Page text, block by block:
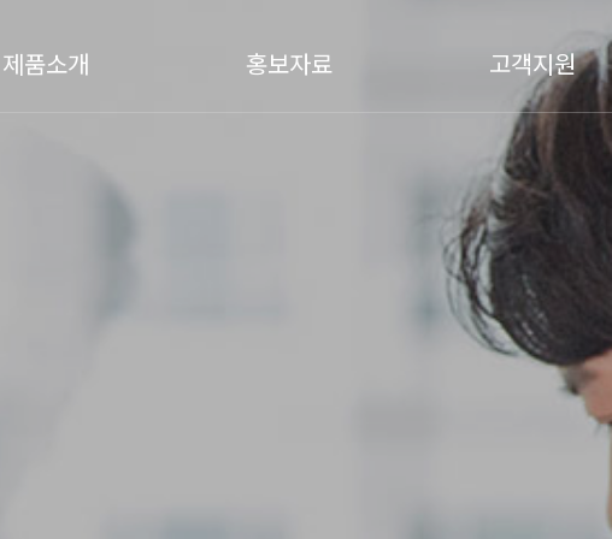
제품소개 홍보자료 고객지원